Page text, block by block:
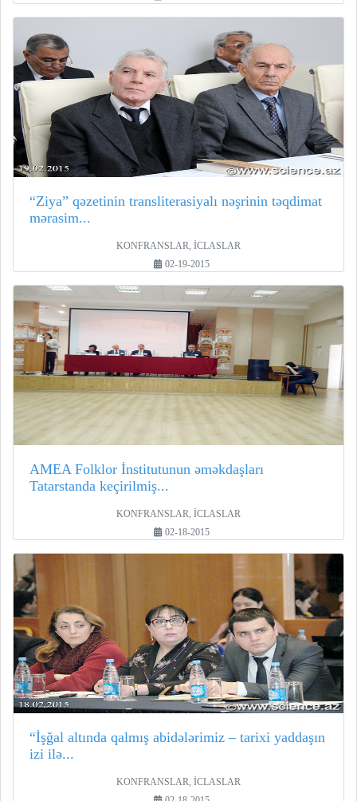
“Ziya” qəzetinin transliterasiyalı nəşrinin təqdimat
mərasim...
KONFRANSLAR, İCLASLAR
02-19-2015
AMEA Folklor İnstitutunun əməkdaşları
Tatarstanda keçirilmiş...
KONFRANSLAR, İCLASLAR
02-18-2015
“İşğal altında qalmış abidələrimiz – tarixi yaddaşın
izi ilə...
KONFRANSLAR, İCLASLAR